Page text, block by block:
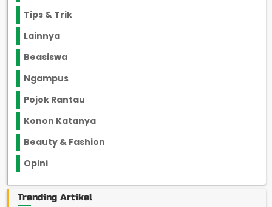
Tips & Trik
Lainnya
Beasiswa
Ngampus
Pojok Rantau
Konon Katanya
Beauty & Fashion
Opini
Trending Artikel